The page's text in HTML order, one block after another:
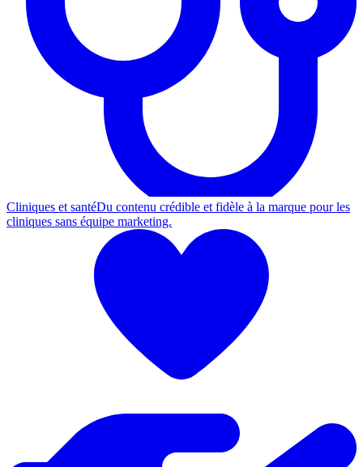
Cliniques et santéDu contenu crédible et fidèle à la marque pour les
cliniques sans équipe marketing.